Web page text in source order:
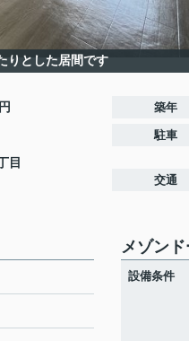
りとした居間です
目
築年
駐車
交通
メゾン
設備条件